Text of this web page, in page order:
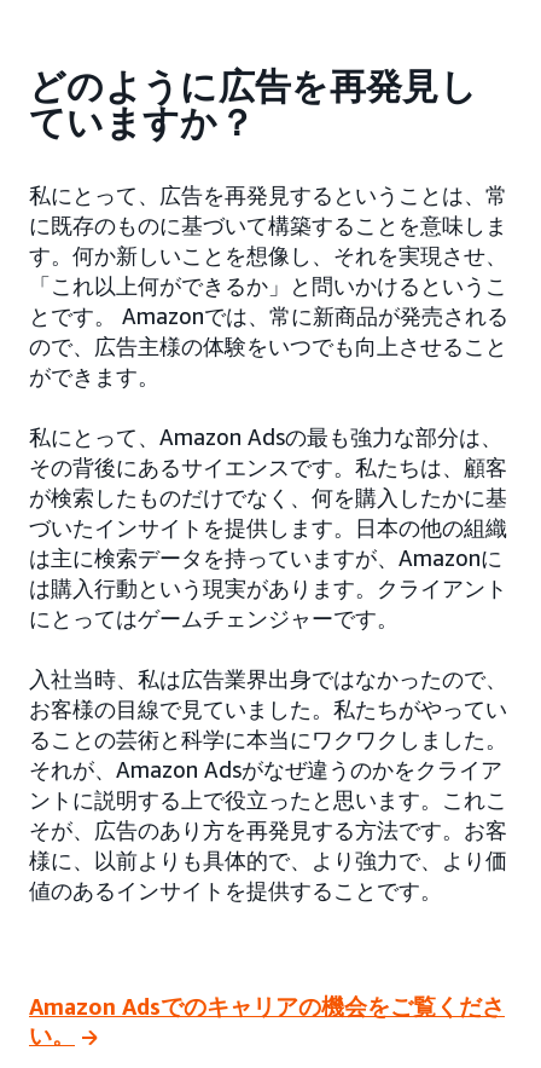
どのように広告を再発見し
ていますか？
私にとって、広告を再発見するということは、常
に既存のものに基づいて構築することを意味しま
す。何か新しいことを想像し、それを実現させ、
「これ以上何ができるか」と問いかけるというこ
とです。 Amazonでは、常に新商品が発売される
ので、広告主様の体験をいつでも向上させること
ができます。
私にとって、Amazon Adsの最も強力な部分は、
その背後にあるサイエンスです。私たちは、顧客
が検索したものだけでなく、何を購入したかに基
づいたインサイトを提供します。日本の他の組織
は主に検索データを持っていますが、Amazonに
は購入行動という現実があります。クライアント
にとってはゲームチェンジャーです。
入社当時、私は広告業界出身ではなかったので、
お客様の目線で見ていました。私たちがやってい
ることの芸術と科学に本当にワクワクしました。
それが、Amazon Adsがなぜ違うのかをクライア
ントに説明する上で役立ったと思います。これこ
そが、広告のあり方を再発見する方法です。お客
様に、以前よりも具体的で、より強力で、より価
値のあるインサイトを提供することです。
Amazon Adsでのキャリアの機会をご覧くださ
い。